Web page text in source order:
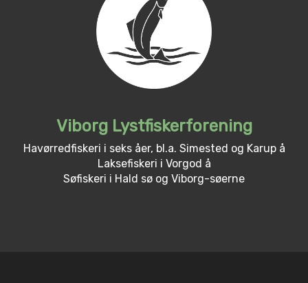
Viborg Lystfiskerforening
Havørredfiskeri i seks åer, bl.a. Simested og Karup å
Laksefiskeri i Vorgod å
Søfiskeri i Hald sø og Viborg-søerne